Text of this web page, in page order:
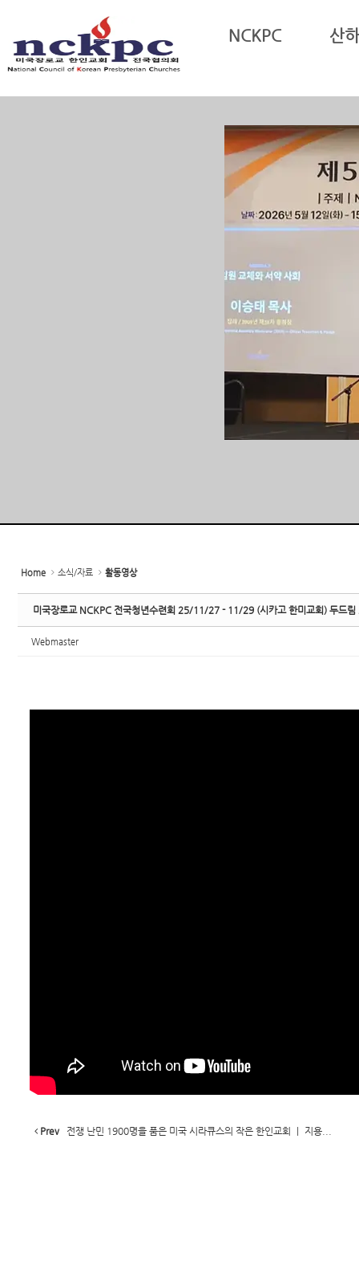
NCKPC 산
Home 소식/자료 활동영상
미국장로교 NCKPC 전국청년수련회 25/11/27 - 11/29 (시카고 한미교회) 두드림
Webmaster
Prev 전쟁 난민 1900명을 품은 미국 시라큐스의 작은 한인교회 ㅣ 지용...
Sketchbook5, 스케치북5
Sketchbook5, 스케치북5